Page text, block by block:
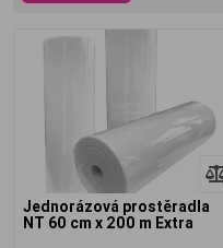
Jednorázová prostěradla
NT 60 cm x 200 m Extra